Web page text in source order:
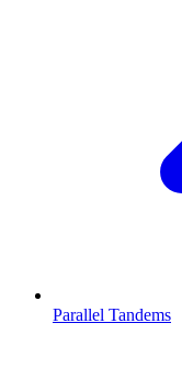
Parallel Tandems